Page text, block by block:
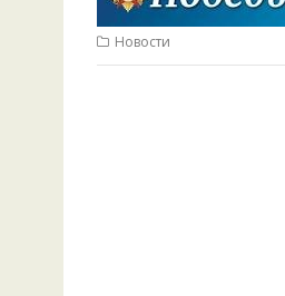
Новости